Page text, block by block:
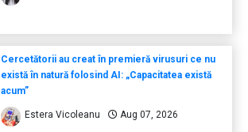
Cercetătorii au creat în premieră virusuri ce nu
există în natură folosind AI: „Capacitatea există
acum”
Estera Vicoleanu Aug 07, 2026